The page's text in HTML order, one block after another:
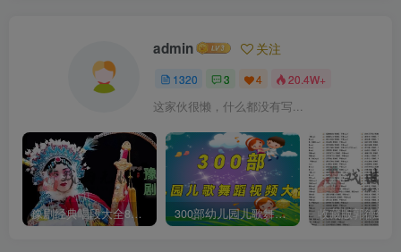
admin 关注
1320 3 4 20.4W+
这家伙很懒，什么都没有写...
豫剧经典唱段大全850首mp3打包戏曲下载 300部幼儿园儿歌舞蹈视频大合集